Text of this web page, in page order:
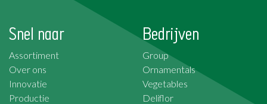
Snel naar
Assortiment
Over ons
Innovatie
Productie
Bedrijven
Group
Ornamentals
Vegetables
Deliflor